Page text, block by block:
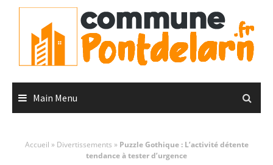
content
Main Menu
Accueil » Divertissements » Puzzle Gothique : L’activité détente
tendance à tester d’urgence